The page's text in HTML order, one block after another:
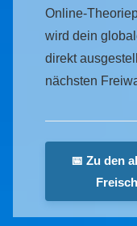
Online-
wird dein
direkt
nächsten
📅 Zu den